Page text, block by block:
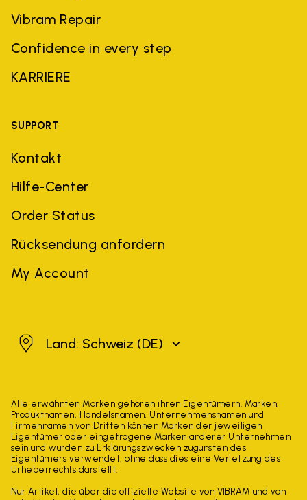
Vibram Repair
Confidence in every step
KARRIERE
SUPPORT
Kontakt
Hilfe-Center
Order Status
Rücksendung anfordern
My Account
SchweizLand: Schweiz (DE)
Alle erwähnten Marken gehören ihren Eigentümern. Marken,
Produktnamen, Handelsnamen, Unternehmensnamen und
Firmennamen von Dritten können Marken der jeweiligen
Eigentümer oder eingetragene Marken anderer Unternehmen
sein und wurden zu Erklärungszwecken zugunsten des
Eigentümers verwendet, ohne dass dies eine Verletzung des
Urheberrechts darstellt.
Nur Artikel, die über die offizielle Website von VIBRAM und von